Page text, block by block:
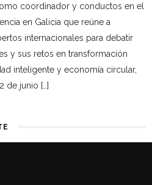
coordinador y conductos en el
en Galicia que reúne a
internacionales para debatir
y sus retos en transformación
inteligente y economía circular,
de junio […]